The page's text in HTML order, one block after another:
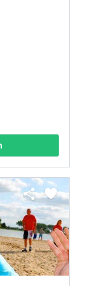
share favorite